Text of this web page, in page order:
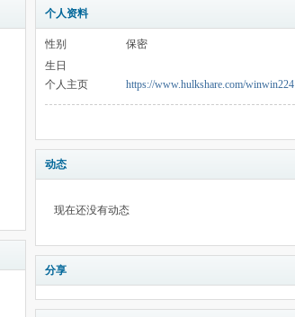
个人资料
性别
保密
生日
个人主页
https://www.hulkshare.com/winwin224
动态
现在还没有动态
分享